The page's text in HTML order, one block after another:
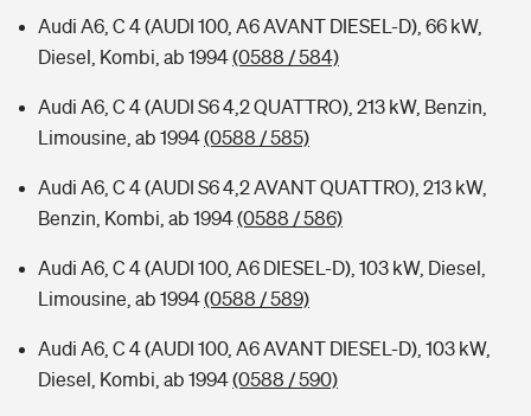
Audi A6, C 4 (AUDI 100, A6 AVANT DIESEL-D), 66 kW,
Diesel, Kombi, ab 1994(0588 / 584)
Audi A6, C 4 (AUDI S6 4,2 QUATTRO), 213 kW, Benzin,
Limousine, ab 1994(0588 / 585)
Audi A6, C 4 (AUDI S6 4,2 AVANT QUATTRO), 213 kW,
Benzin, Kombi, ab 1994(0588 / 586)
Audi A6, C 4 (AUDI 100, A6 DIESEL-D), 103 kW, Diesel,
Limousine, ab 1994(0588 / 589)
Audi A6, C 4 (AUDI 100, A6 AVANT DIESEL-D), 103 kW,
Diesel, Kombi, ab 1994(0588 / 590)